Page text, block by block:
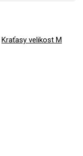
Kraťasy velikost M